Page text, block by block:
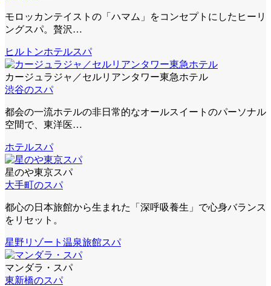
モロッカンテイストの「ハマム」をコンセプトにしたヒーリ
ングスパ。贅沢…
ヒルトンホテルスパ
カージュラジャ／セルリアンタワー東急ホテル
渋谷のスパ
都会の一流ホテルの非日常的なオールスイートのパーソナル
空間で、東洋医…
ホテルスパ
星のや東京スパ
大手町のスパ
都心の日本旅館から生まれた「深呼吸養生」で心身バランス
をリセット。
星野リゾート 温泉旅館スパ
マンダラ・スパ
東新橋のスパ